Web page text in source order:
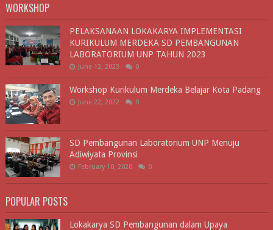
WORKSHOP
PELAKSANAAN LOKAKARYA IMPLEMENTASI
KURIKULUM MERDEKA SD PEMBANGUNAN
LABORATORIUM UNP TAHUN 2023
June 12, 2023 0
Workshop Kurikulum Merdeka Belajar Kota Padang
June 22, 2022 0
SD Pembangunan Laboratorium UNP Menuju
Adiwiyata Provinsi
February 10, 2020 0
POPULAR POSTS
Lokakarya SD Pembangunan dalam Upaya